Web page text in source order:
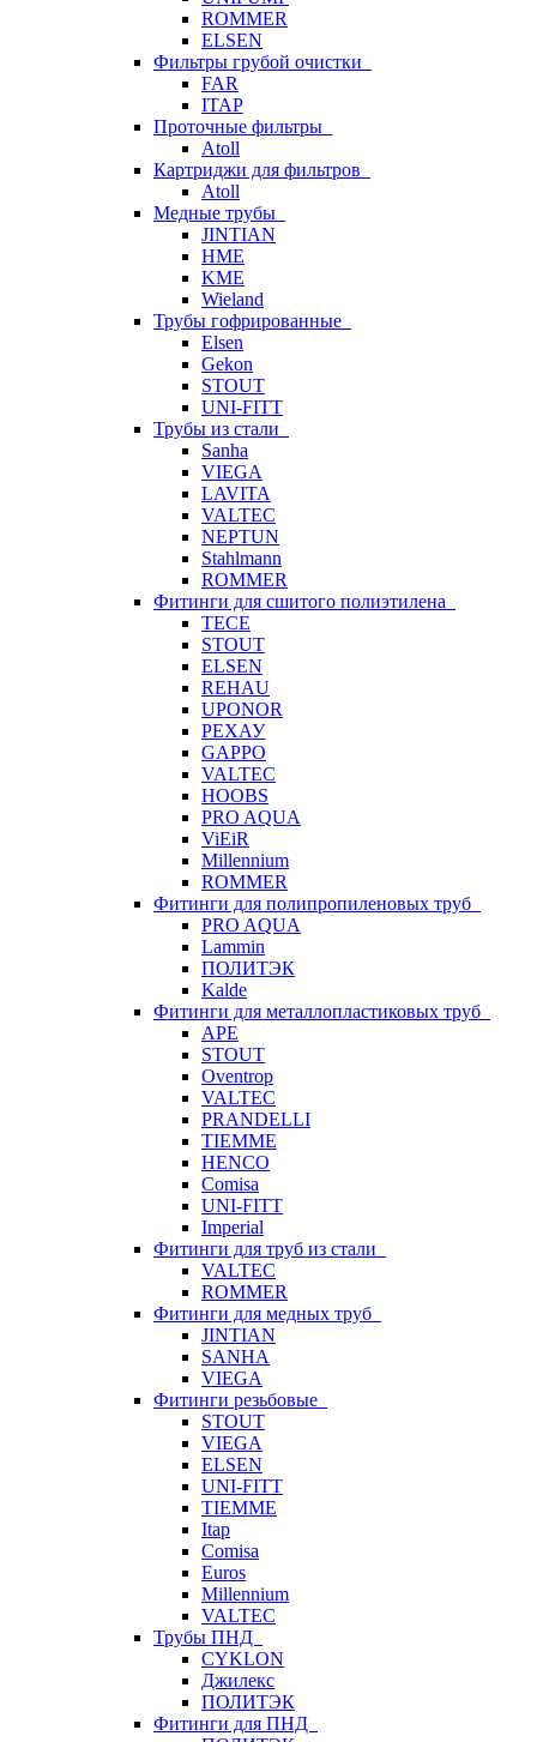
ROMMER
ELSEN
Фильтры грубой очистки
FAR
ITAP
Проточные фильтры
Atoll
Картриджи для фильтров
Atoll
Медные трубы
JINTIAN
HME
KME
Wieland
Трубы гофрированные
Elsen
Gekon
STOUT
UNI-FITT
Трубы из стали
Sanha
VIEGA
LAVITA
VALTEC
NEPTUN
Stahlmann
ROMMER
Фитинги для сшитого полиэтилена
TECE
STOUT
ELSEN
REHAU
UPONOR
РЕХАУ
GAPPO
VALTEC
HOOBS
PRO AQUA
ViEiR
Millennium
ROMMER
Фитинги для полипропиленовых труб
PRO AQUA
Lammin
ПОЛИТЭК
Kalde
Фитинги для металлопластиковых труб
APE
STOUT
Oventrop
VALTEC
PRANDELLI
TIEMME
HENCO
Comisa
UNI-FITT
Imperial
Фитинги для труб из стали
VALTEC
ROMMER
Фитинги для медных труб
JINTIAN
SANHA
VIEGA
Фитинги резьбовые
STOUT
VIEGA
ELSEN
UNI-FITT
TIEMME
Itap
Comisa
Euros
Millennium
VALTEC
Трубы ПНД
CYKLON
Джилекс
ПОЛИТЭК
Фитинги для ПНД